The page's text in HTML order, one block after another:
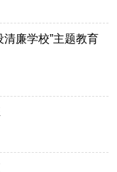
廉学校”主题教育